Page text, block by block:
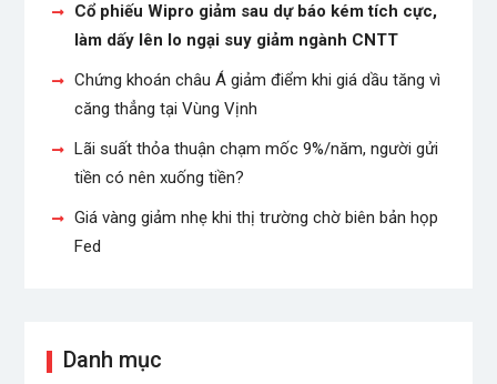
Cổ phiếu Wipro giảm sau dự báo kém tích cực,
làm dấy lên lo ngại suy giảm ngành CNTT
Chứng khoán châu Á giảm điểm khi giá dầu tăng vì
căng thẳng tại Vùng Vịnh
Lãi suất thỏa thuận chạm mốc 9%/năm, người gửi
tiền có nên xuống tiền?
Giá vàng giảm nhẹ khi thị trường chờ biên bản họp
Fed
Danh mục